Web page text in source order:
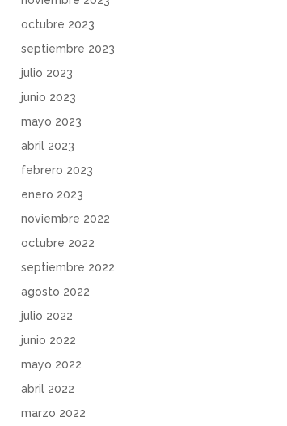
octubre 2023
septiembre 2023
julio 2023
junio 2023
mayo 2023
abril 2023
febrero 2023
enero 2023
noviembre 2022
octubre 2022
septiembre 2022
agosto 2022
julio 2022
junio 2022
mayo 2022
abril 2022
marzo 2022